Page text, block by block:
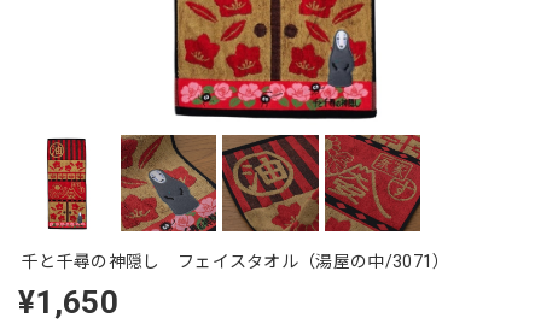
千と千尋の神隠し フェイスタオル（湯屋の中/3071）
¥1,650